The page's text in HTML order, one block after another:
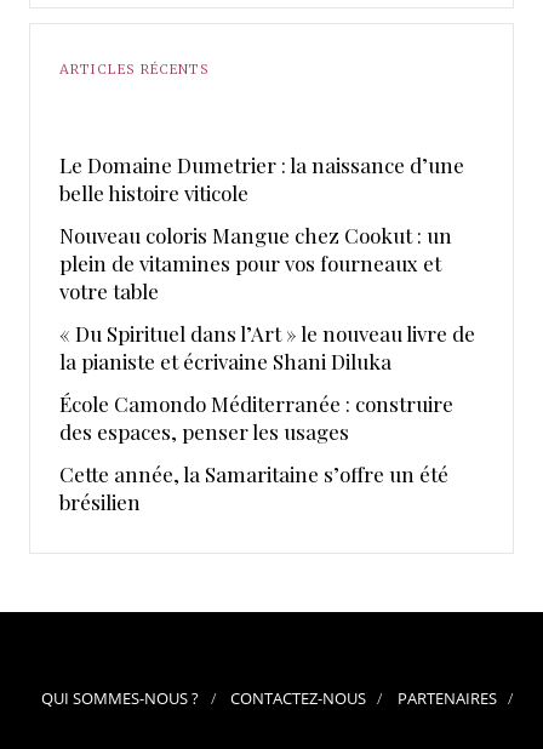
ARTICLES RÉCENTS
Le Domaine Dumetrier : la naissance d’une
belle histoire viticole
Nouveau coloris Mangue chez Cookut : un
plein de vitamines pour vos fourneaux et
votre table
« Du Spirituel dans l’Art » le nouveau livre de
la pianiste et écrivaine Shani Diluka
École Camondo Méditerranée : construire
des espaces, penser les usages
Cette année, la Samaritaine s’offre un été
brésilien
QUI SOMMES-NOUS ? CONTACTEZ-NOUS PARTENAIRES